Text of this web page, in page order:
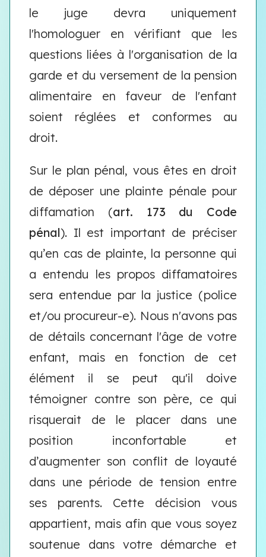
le juge devra uniquement
l'homologuer en vérifiant que les
questions liées à l'organisation de la
garde et du versement de la pension
alimentaire en faveur de l'enfant
soient réglées et conformes au
droit.
Sur le plan pénal, vous êtes en droit
de déposer une plainte pénale pour
diffamation (art. 173 du Code
pénal). Il est important de préciser
qu’en cas de plainte, la personne qui
a entendu les propos diffamatoires
sera entendue par la justice (police
et/ou procureur-e). Nous n'avons pas
de détails concernant l'âge de votre
enfant, mais en fonction de cet
élément il se peut qu'il doive
témoigner contre son père, ce qui
risquerait de le placer dans une
position inconfortable et
d’augmenter son conflit de loyauté
dans une période de tension entre
ses parents. Cette décision vous
appartient, mais afin que vous soyez
soutenue dans votre démarche et